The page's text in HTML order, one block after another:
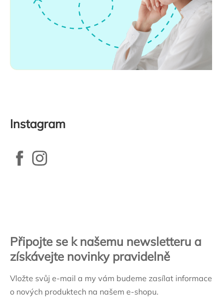
Instagram
Připojte se k našemu newsletteru a
získávejte novinky pravidelně
Vložte svůj e-mail a my vám budeme zasílat informace
o nových produktech na našem e-shopu.